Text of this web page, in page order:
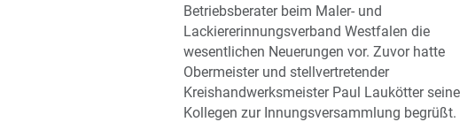
Betriebsberater beim Maler- und
Lackiererinnungsverband Westfalen die
wesentlichen Neuerungen vor. Zuvor hatte
Obermeister und stellvertretender
Kreishandwerksmeister Paul Laukötter seine
Kollegen zur Innungsversammlung begrüßt.